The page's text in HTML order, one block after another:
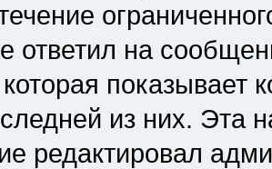
ответил на
показывает
из них. Эта
редактировал